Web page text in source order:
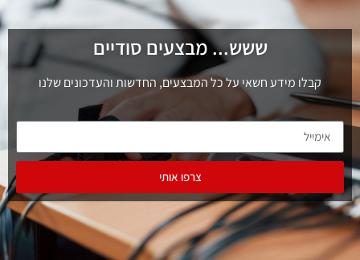
ששש... מבצעים סודיים
קבלו מידע חשאי על כל המבצעים, החדשות והעדכונים שלנו
צרפו אותי